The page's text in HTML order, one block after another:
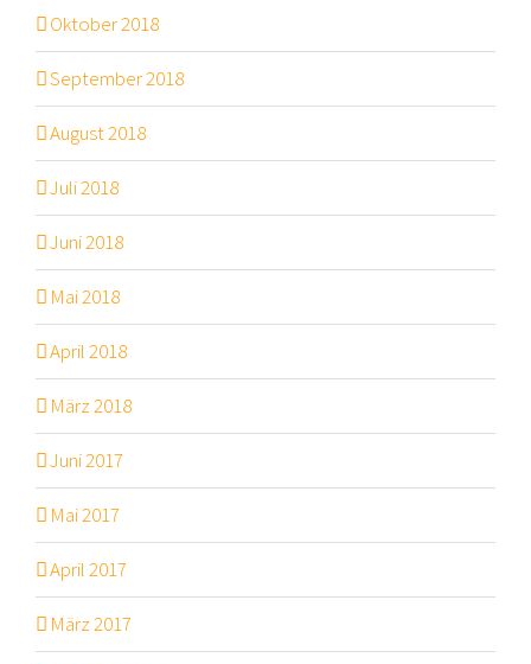
Oktober 2018
September 2018
August 2018
Juli 2018
Juni 2018
Mai 2018
April 2018
März 2018
Juni 2017
Mai 2017
April 2017
März 2017